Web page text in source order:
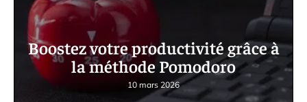
Boostez votre productivité grâce à
la méthode Pomodoro
10 mars 2026